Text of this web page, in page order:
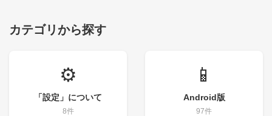
カテゴリから探す
⚙️
「設定」について
8件
📱
Android版
97件